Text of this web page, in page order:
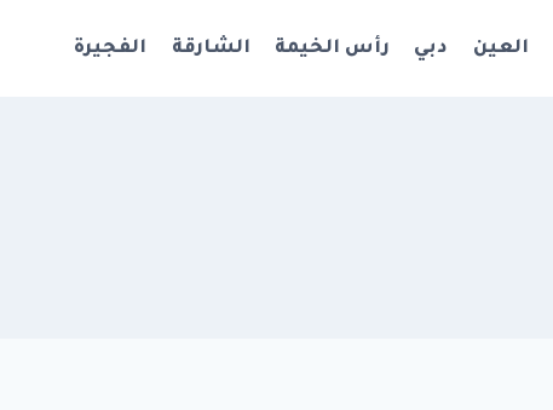
العين دبي رأس الخيمة الشارقة الفجيرة